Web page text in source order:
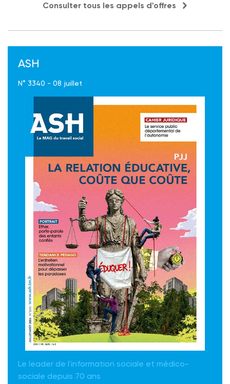
Consulter tous les appels d'offres
ASH
N° 3340 - 08 juillet
Le leader de l'information sociale et médico-
sociale depuis 70 ans